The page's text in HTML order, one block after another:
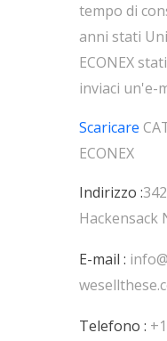
tempo di
anni stati
ECONEX
inviaci un'e-
Scaricare
ECONEX
Indirizzo :
Hackensack
E-mail :
Telefono :